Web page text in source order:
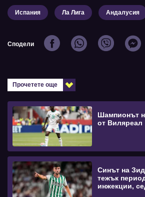
Испания Ла Лига Андалусия
Сподели
Прочетете още
Шампионът
от Виляреал
Синът на
тежък
инжекции,